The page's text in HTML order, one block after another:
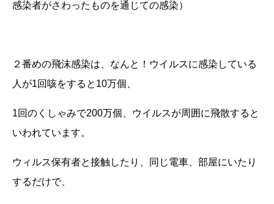
感染者がさわったものを通じての感染）
２番めの飛沫感染は、なんと！ウイルスに感染している
人が1回咳をすると 10万個、
1回のくしゃみで200万個、ウイルスが周囲に飛散すると
いわれています。
ウィルス保有者と接触したり、同じ電車、部屋にいたり
するだけで、